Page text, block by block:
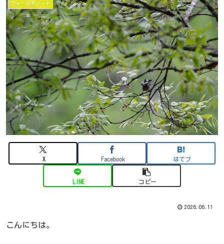
フィールドノート
X Facebook はてブ
LINE コピー
2026.06.11
こんにちは。